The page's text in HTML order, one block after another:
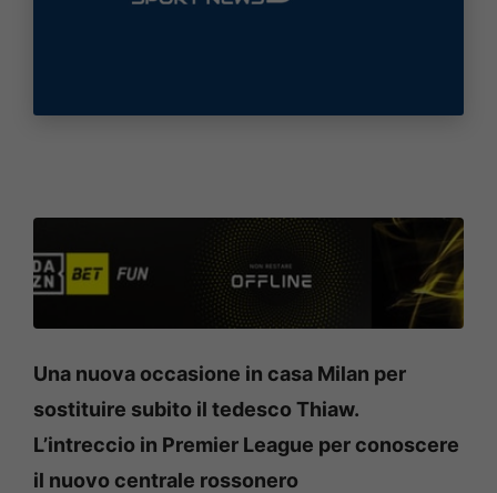
Una nuova occasione in casa Milan per
sostituire subito il tedesco Thiaw.
L’intreccio in Premier League per conoscere
il nuovo centrale rossonero